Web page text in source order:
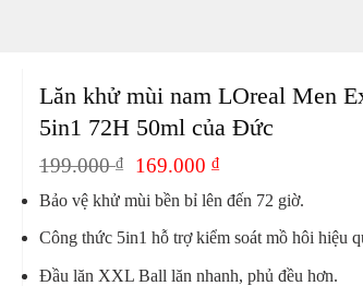
Lăn khử mùi nam LOreal Men
5in1 72H 50ml của Đức
199.000₫
Giá
là:
199.000 ₫.
169.000 ₫Giá
tại
169.000 ₫.
Bảo vệ khử mùi bền bỉ lên đến 72 giờ.
Công thức 5in1 hỗ trợ kiểm soát mồ hôi hiệu
Đầu lăn XXL Ball lăn nhanh, phủ đều hơn.